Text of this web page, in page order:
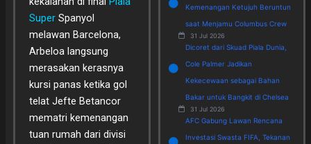
Super Spanyol
melawan Barcelona,
Arbeloa langsung
merasakan kerasnya
kursi panas ketika gol
telat Jefte Betancor
mematri kemenangan
tuan rumah dari divisi
Kemenangan Ketujuh Beruntun
saat Menjamu Columbus Crew
31 Jul 2026
Dicoret dari Skuad Piala Dunia,
Cole Palmer Jadikan
Kekecewaan sebagai Bahan
Bakar untuk Bangkit di Chelsea
31 Jul 2026
AFC Gabung Lawan Rencana
Investasi Swasta FIFA, Tekanan